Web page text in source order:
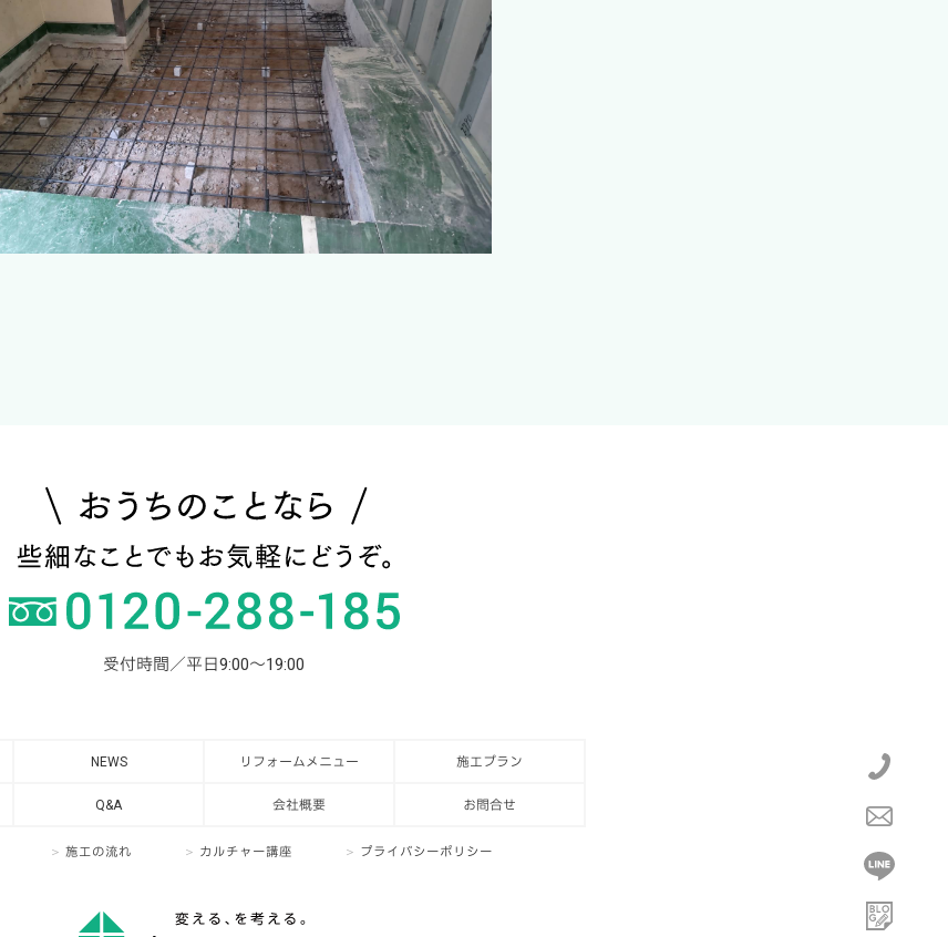
受付時間／平日9:00～19:00
NEWS リフォームメニュー 施工プラン
Q&A 会社概要 お問合せ
施工の流れ カルチャー講座 プライバシーポリシー